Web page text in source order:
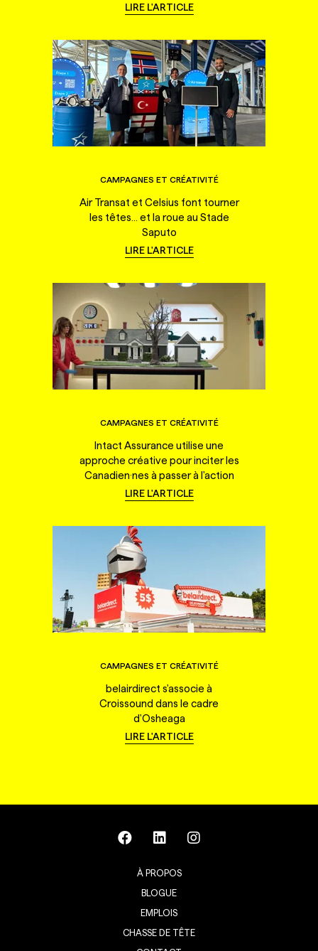
LIRE L'ARTICLE
CAMPAGNES ET CRÉATIVITÉ
Air Transat et Celsius font tourner
les têtes... et la roue au Stade
Saputo
LIRE L'ARTICLE
CAMPAGNES ET CRÉATIVITÉ
Intact Assurance utilise une
approche créative pour inciter les
Canadien·nes à passer à l'action
LIRE L'ARTICLE
CAMPAGNES ET CRÉATIVITÉ
belairdirect s'associe à
Croissound dans le cadre
d'Osheaga
LIRE L'ARTICLE
À PROPOS
BLOGUE
EMPLOIS
CHASSE DE TÊTE